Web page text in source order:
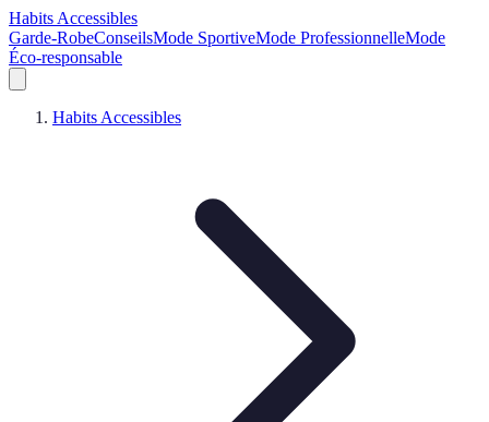
Habits Accessibles
Garde-RobeConseilsMode SportiveMode ProfessionnelleMode
Éco-responsable
Habits Accessibles